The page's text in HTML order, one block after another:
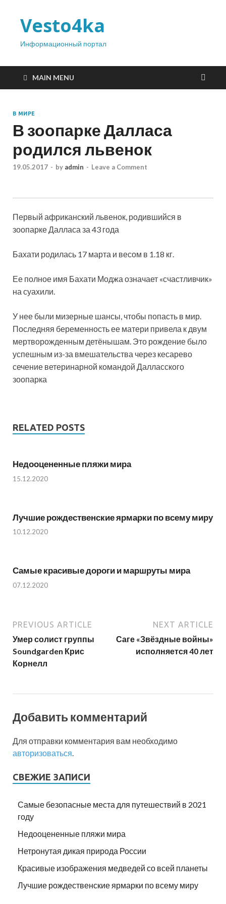
Vesto4ka
Информационный портал
MAIN MENU
В МИРЕ
В зоопарке Далласа
родился львенок
19.05.2017 - by admin - Leave a Comment
Первый африканский львенок, родившийся в
зоопарке Далласа за 43 года
Бахати родилась 17 марта и весом в 1.18 кг.
Ее полное имя Бахати Моджа означает «счастливчик»
на суахили.
У нее были мизерные шансы, чтобы попасть в мир.
Последняя беременность ее матери привела к двум
мертворожденным детёнышам. Это рождение было
успешным из-за вмешательства через кесарево
сечение ветеринарной командой Далласского
зоопарка
RELATED POSTS
Недооцененные пляжи мира
15.12.2020
Лучшие рождественские ярмарки по всему миру
10.12.2020
Самые красивые дороги и маршруты мира
07.12.2020
PREVIOUS ARTICLE
Умер солист группы
Soundgarden Крис
Корнелл
NEXT ARTICLE
Саге «Звёздные войны»
исполняется 40 лет
Добавить комментарий
Для отправки комментария вам необходимо
авторизоваться
СВЕЖИЕ ЗАПИСИ
Самые безопасные места для путешествий в 2021
году
Недооцененные пляжи мира
Нетронутая дикая природа России
Красивые изображения медведей со всей планеты
Лучшие рождественские ярмарки по всему миру